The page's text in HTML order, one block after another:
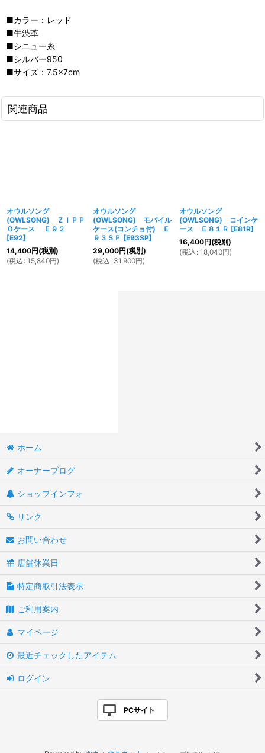
■カラー：レッド
■牛渋革
■シニュー糸
■シルバー950
■サイズ：7.5×7cm
関連商品
オウルソング
(OWLSONG) ＺＩＰＰ
Ｏケース Ｅ９２
[E92]
14,400円(税別)
(税込 : 15,840円)
オウルソング
(OWLSONG) モバイル
ケース(コンチョ付) Ｅ
９３ＳＰ [E93SP]
29,000円(税別)
(税込 : 31,900円)
オウルソング
(OWLSONG) コインケ
ース Ｅ８１Ｒ [E81R]
16,400円(税別)
(税込 : 18,040円)
ホーム
オーナーブログ
ショップインフォ
リンク
お問い合わせ
店舗休業日
特定商取引法表示
ご利用案内
マイページ
最近チェックしたアイテム
ログイン
PCサイト